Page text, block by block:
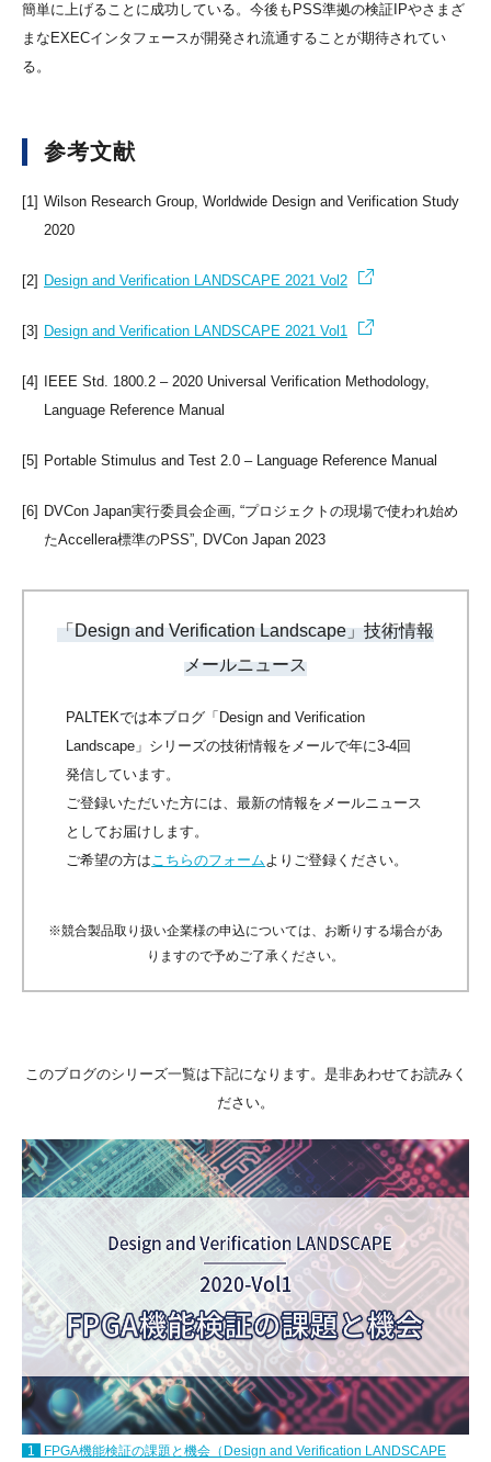
簡単に上げることに成功している。今後もPSS準拠の検証IPやさまざ
まなEXECインタフェースが開発され流通することが期待されてい
る。
参考文献
[1] Wilson Research Group, Worldwide Design and Verification Study
2020
[2] Design and Verification LANDSCAPE 2021 Vol2
[3] Design and Verification LANDSCAPE 2021 Vol1
[4] IEEE Std. 1800.2 – 2020 Universal Verification Methodology,
Language Reference Manual
[5] Portable Stimulus and Test 2.0 – Language Reference Manual
[6] DVCon Japan実行委員会企画, “プロジェクトの現場で使われ始め
たAccellera標準のPSS”, DVCon Japan 2023
「Design and Verification Landscape」技術情報
メールニュース
PALTEKでは本ブログ「Design and Verification
Landscape」シリーズの技術情報をメールで年に3-4回
発信しています。
ご登録いただいた方には、最新の情報をメールニュース
としてお届けします。
ご希望の方はこちらのフォームよりご登録ください。
※競合製品取り扱い企業様の申込については、お断りする場合があ
りますので予めご了承ください。
このブログのシリーズ一覧は下記になります。是非あわせてお読みく
ださい。
1
FPGA機能検証の課題と機会（Design and Verification LANDSCAPE